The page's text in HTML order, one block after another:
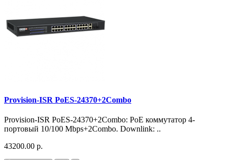
Provision-ISR PoES-24370+2Combo
Provision-ISR PoES-24370+2Combo: PoE коммутатор 4-
портовый 10/100 Mbps+2Combo. Downlink: ..
43200.00 р.